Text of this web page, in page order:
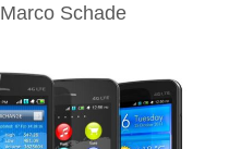
Marco Schade